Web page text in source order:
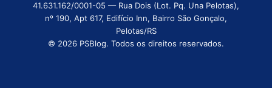
41.631.162/0001-05 — Rua Dois (Lot. Pq. Una Pelotas),
nº 190, Apt 617, Edifício Inn, Bairro São Gonçalo,
Pelotas/RS
© 2026 PSBlog. Todos os direitos reservados.